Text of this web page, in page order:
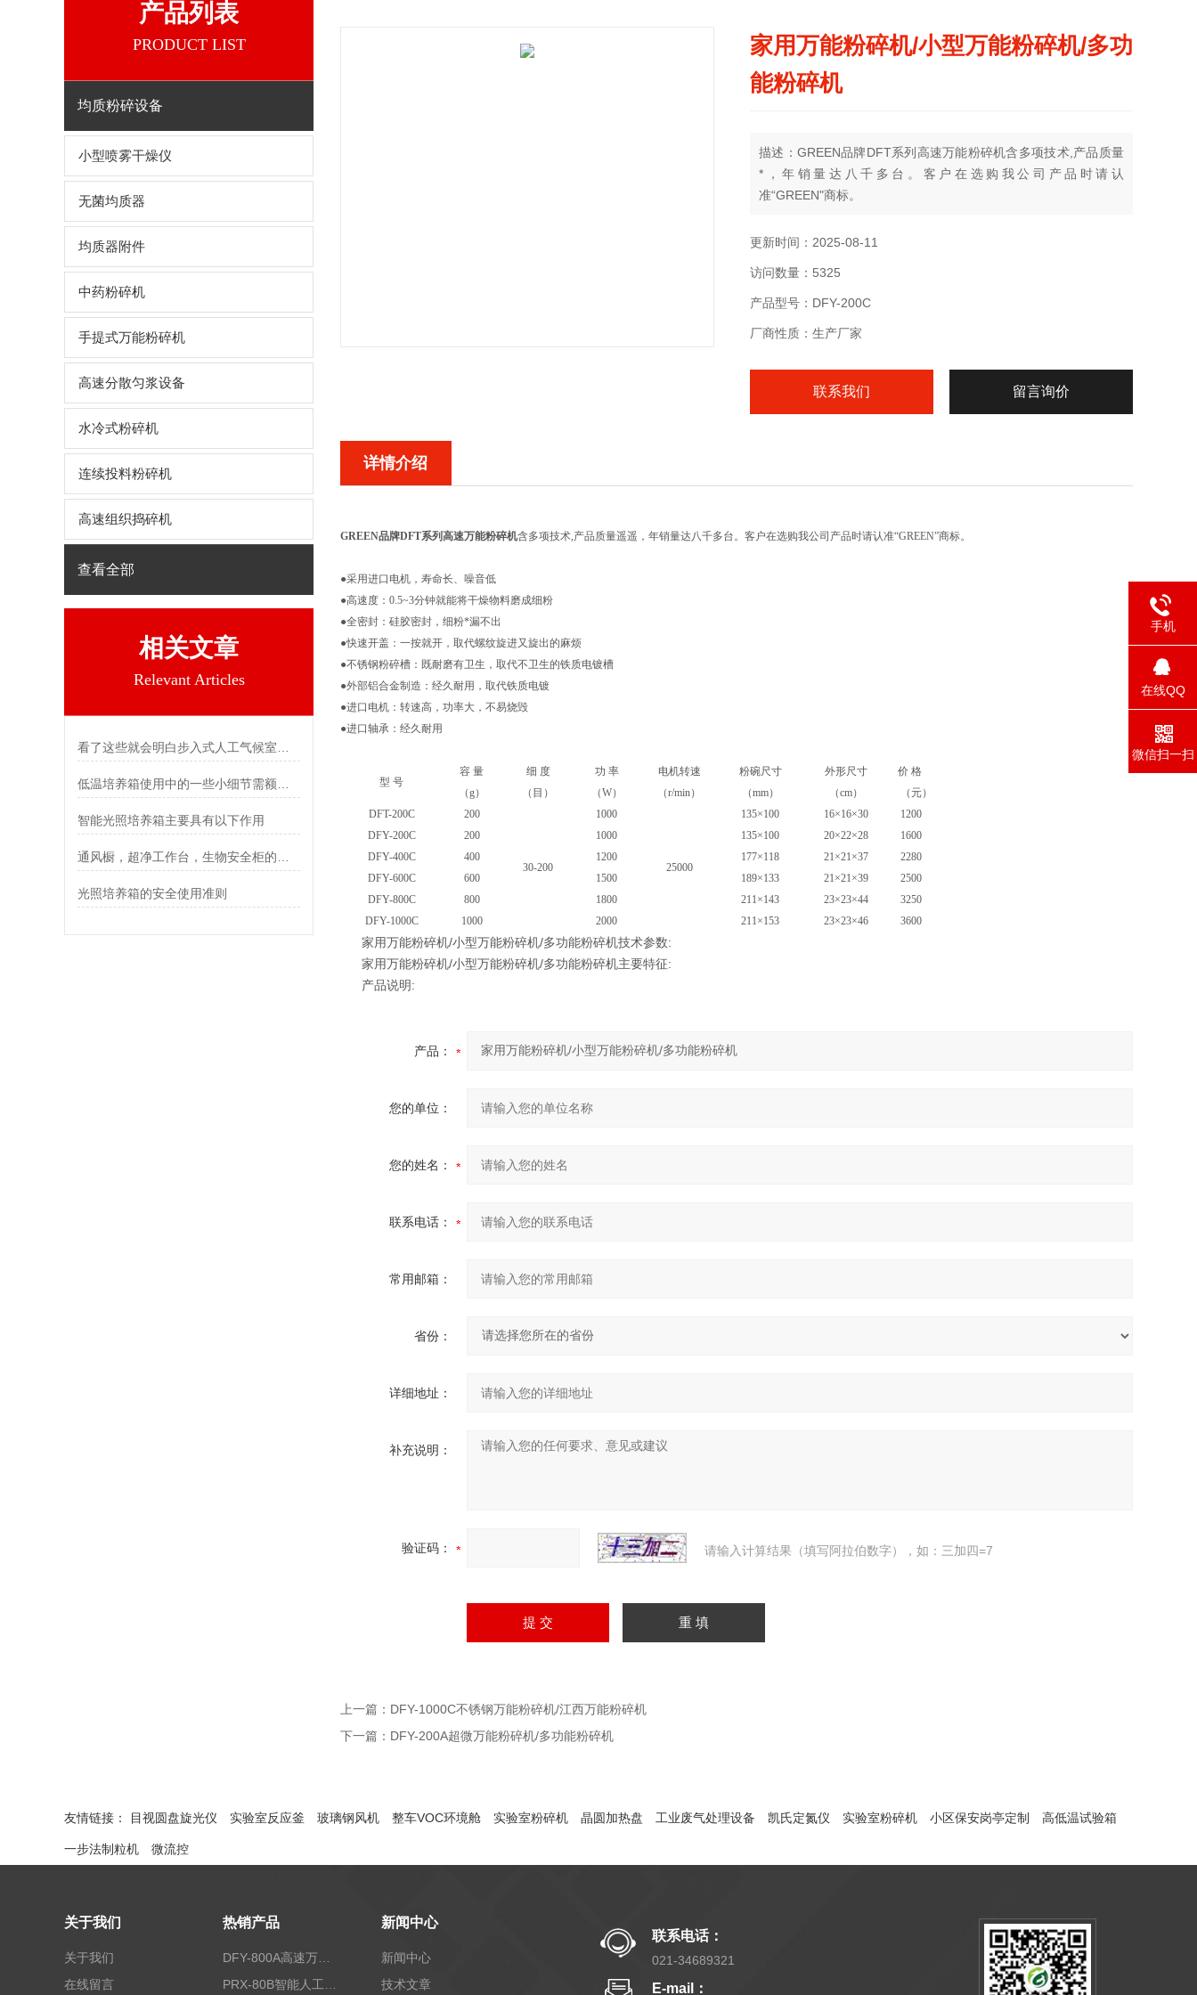
产品列表
PRODUCT LIST
均质粉碎设备
小型喷雾干燥仪
无菌均质器
均质器附件
中药粉碎机
手提式万能粉碎机
高速分散匀浆设备
水冷式粉碎机
连续投料粉碎机
高速组织捣碎机
查看全部
相关文章
Relevant Articles
低温培养箱使用中的一些小细节需额外注意
智能光照培养箱主要具有以下作用
光照培养箱的安全使用准则
家用万能粉碎机/小型万能粉碎机/多功
能粉碎机
描述：GREEN品牌DFT系列高速万能粉碎机含多项技术,产品质量
*，年销量达八千多台。客户在选购我公司产品时请认
准“GREEN"商标。
更新时间：2025-08-11
访问数量：5325
产品型号：DFY-200C
厂商性质：生产厂家
联系我们 留言询价
详情介绍
GREEN品牌DFT系列高速万能粉碎机含多项技术,产品质量遥遥，年销量达八千多台。客户在选购我公司产品时请认准“GREEN”商标。
●采用进口电机，寿命长、噪音低
●高速度：0.5~3分钟就能将干燥物料磨成细粉
●全密封：硅胶密封，细粉*漏不出
●快速开盖：一按就开，取代螺纹旋进又旋出的麻烦
●不锈钢粉碎槽：既耐磨有卫生，取代不卫生的铁质电镀槽
●外部铝合金制造：经久耐用，取代铁质电镀
●进口电机：转速高，功率大，不易烧毁
●进口轴承：经久耐用
型 号
容 量
（g）
细 度
（目）
功 率
（W）
电机转速
（r/min）
粉碗尺寸
（mm）
外形尺寸
（cm）
价 格
（元）
DFT-200C
200
30-200
1000
25000
135×100 16×16×30
1200
DFY-200C
200 1000 135×100 20×22×28
1600
DFY-400C
400 1200 177×118 21×21×37
2280
DFY-600C
600 1500 189×133 21×21×39
2500
DFY-800C
800 1800 211×143 23×23×44
3250
DFY-1000C
1000 2000 211×153 23×23×46 3600
家用万能粉碎机/小型万能粉碎机/多功能粉碎机技术参数:
家用万能粉碎机/小型万能粉碎机/多功能粉碎机主要特征:
产品说明:
产品：
您的单位：
您的姓名：
联系电话：
常用邮箱：
省份：
详细地址：
补充说明：
验证码： 请输入计算结果（填写阿拉伯数字），如：三加四=7
上一篇： DFY-1000C不锈钢万能粉碎机/江西万能粉碎机
下一篇： DFY-200A超微万能粉碎机/多功能粉碎机
友情链接： 目视圆盘旋光仪 实验室反应釜 玻璃钢风机 整车VOC环境舱 实验室粉碎机 晶圆加热盘 工业废气处理设备 凯氏定氮仪 实验室粉碎机 小区保安岗亭定制 高低温试验箱
一步法制粒机 微流控
关于我们
关于我们
在线留言
热销产品 新闻中心
新闻中心
技术文章
联系电话：
021-34689321
E-mail：
手机
在线QQ
微信扫一扫